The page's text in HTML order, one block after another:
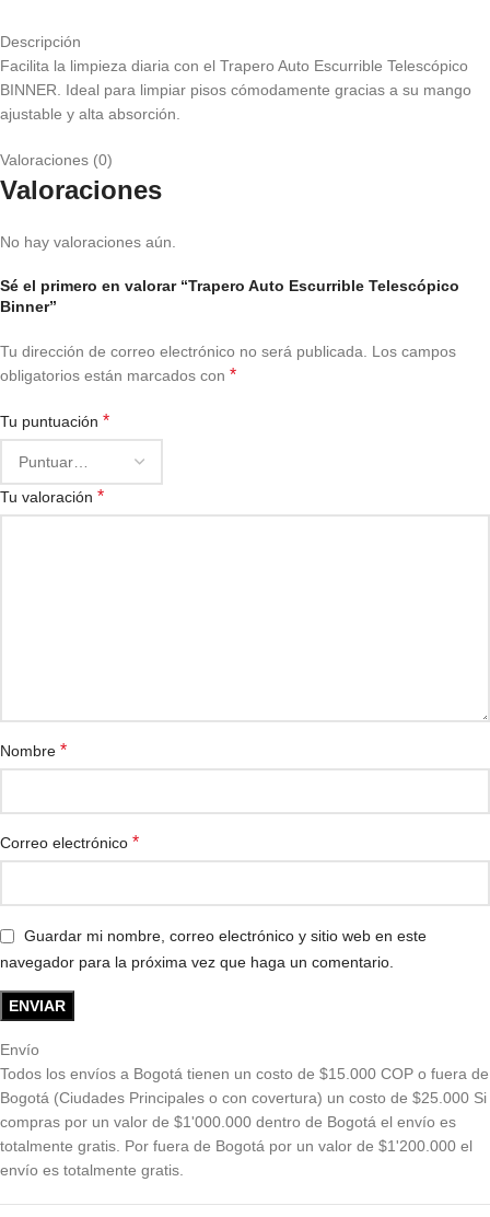
Descripción
Facilita la limpieza diaria con el Trapero Auto Escurrible Telescópico
BINNER. Ideal para limpiar pisos cómodamente gracias a su mango
ajustable y alta absorción.
Valoraciones (0)
Valoraciones
No hay valoraciones aún.
Sé el primero en valorar “Trapero Auto Escurrible Telescópico
Binner”
Tu dirección de correo electrónico no será publicada.
Los campos
obligatorios están marcados con *
Tu puntuación *
Tu valoración *
Nombre *
Correo electrónico *
Guardar mi nombre, correo electrónico y sitio web en este
navegador para la próxima vez que haga un comentario.
Envío
Todos los envíos a Bogotá tienen un costo de $15.000 COP o fuera de
Bogotá (Ciudades Principales o con covertura) un costo de $25.000 Si
compras por un valor de $1'000.000 dentro de Bogotá el envío es
totalmente gratis. Por fuera de Bogotá por un valor de $1'200.000 el
envío es totalmente gratis.